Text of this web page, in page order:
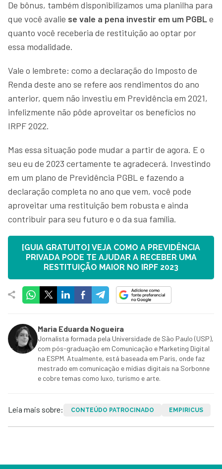
De bônus, também disponibilizamos uma planilha para
que você avalie se vale a pena investir em um PGBLe
quanto você receberia de restituição ao optar por
essa modalidade.
Vale o lembrete: como a declaração do Imposto de
Renda deste ano se refere aos rendimentos do ano
anterior, quem não investiu em Previdência em 2021,
infelizmente não pôde aproveitar os benefícios no
IRPF 2022.
Mas essa situação pode mudar a partir de agora. E o
seu eu de 2023 certamente te agradecerá. Investindo
em um plano de Previdência PGBL e fazendo a
declaração completa no ano que vem, você pode
aproveitar uma restituição bem robusta e ainda
contribuir para seu futuro e o da sua família.
[GUIA GRATUITO] VEJA COMO A PREVIDÊNCIA
PRIVADA PODE TE AJUDAR A RECEBER UMA
RESTITUIÇÃO MAIOR NO IRPF 2023
Maria Eduarda Nogueira
Jornalista formada pela Universidade de São Paulo (USP),
com pós-graduação em Comunicação e Marketing Digital
na ESPM. Atualmente, está baseada em Paris, onde faz
mestrado em comunicação e mídias digitais na Sorbonne
e cobre temas como luxo, turismo e arte.
Leia mais sobre: CONTEÚDO PATROCINADO EMPIRICUS